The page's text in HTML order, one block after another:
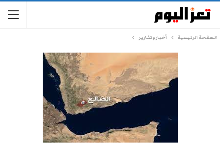
الصفحة الرئيسية أخبار وتقارير